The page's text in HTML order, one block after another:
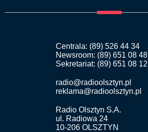
Centrala: (89) 526 44 34
Newsroom: (89) 651 08 48
Sekretariat: (89) 651 08 12
radio@radioolsztyn.pl
reklama@radioolsztyn.pl
Radio Olsztyn S.A.
ul. Radiowa 24
10-206 OLSZTYN